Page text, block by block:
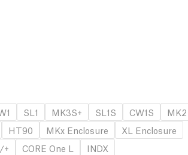
SL1 MK3S+ SL1S CW1S
MK2
HT90 MKx Enclosure
XL Enclosure
+ CORE One L INDX